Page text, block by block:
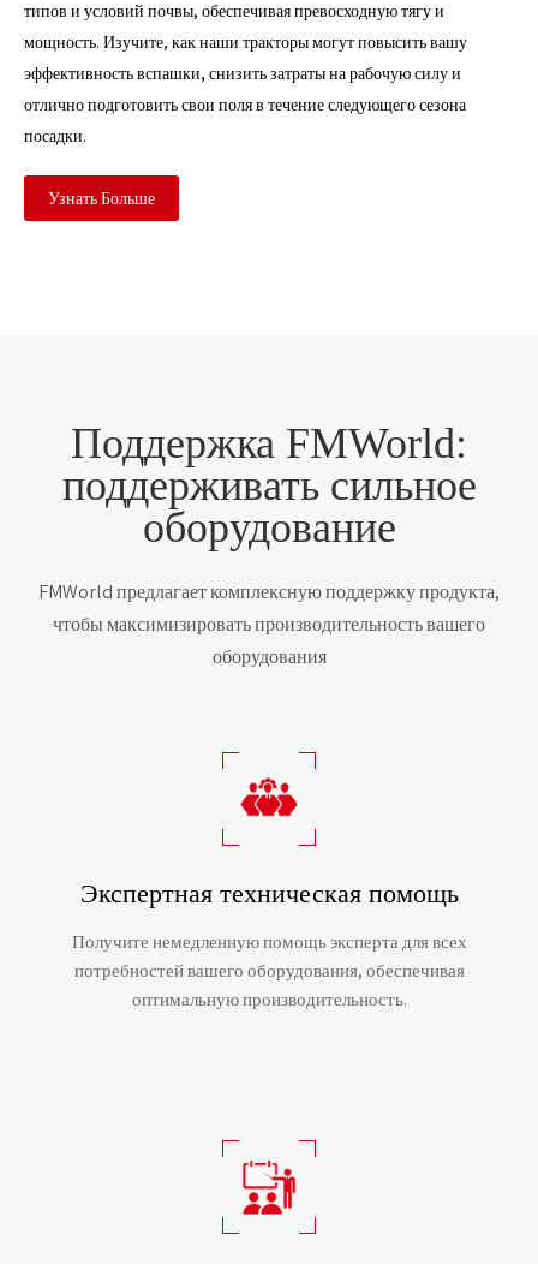
типов и условий почвы, обеспечивая превосходную тягу и
мощность. Изучите, как наши тракторы могут повысить вашу
эффективность вспашки, снизить затраты на рабочую силу и
отлично подготовить свои поля в течение следующего сезона
посадки.
Узнать Больше
Поддержка FMWorld:
поддерживать сильное
оборудование
FMWorld предлагает комплексную поддержку продукта,
чтобы максимизировать производительность вашего
оборудования
Экспертная техническая помощь
Получите немедленную помощь эксперта для всех
потребностей вашего оборудования, обеспечивая
оптимальную производительность.